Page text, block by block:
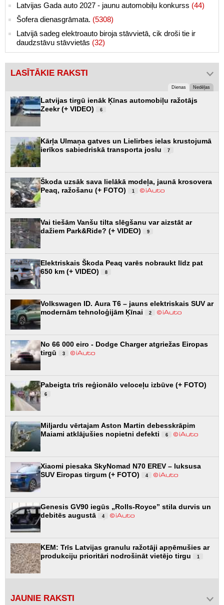
Latvijas Gada auto 2027 - jaunu automobiļu konkurss (44)
Šofera dienasgrāmata. (5308)
Latvijā sadeg elektroauto biroja stāvvietā, cik droši tie ir
daudzstāvu stāvvietās (32)
LASĪTĀKIE RAKSTI
Dienas Nedēļas
Latvijas tirgū ienāk Ķīnas automobiļu ražotājs
Zeekr (+ VIDEO)
6
Kārļa Ulmaņa gatves un Lielirbes ielas krustojumā
ierīkos sabiedriskā transporta joslu
7
Škoda uzsāk sava lielākā modeļa, jaunā krosovera
Peaq, ražošanu (+ FOTO)
1
Vai tiešām Vanšu tilta slēgšanu var aizstāt ar
dažiem Park&Ride? (+ VIDEO)
9
Elektriskais Škoda Peaq varēs nobraukt līdz pat
650 km (+ VIDEO)
8
Volkswagen ID. Aura T6 – jauns elektriskais SUV ar
modernām tehnoloģijām Ķīnai
2
No 66 000 eiro - Dodge Charger atgriežas Eiropas
tirgū
3
Pabeigta trīs reģionālo veloceļu izbūve (+ FOTO)
6
Miljardu vērtajam Aston Martin debesskrāpim
Maiami atklājušies nopietni defekti
6
Xiaomi piesaka SkyNomad N70 EREV – luksusa
SUV Eiropas tirgum (+ FOTO)
4
Genesis GV90 iegūs „Rolls-Royce” stila durvis un
debitēs augustā
4
KEM: Trīs Latvijas granulu ražotāji apņēmušies ar
produkciju prioritāri nodrošināt vietējo tirgu
1
JAUNIE RAKSTI